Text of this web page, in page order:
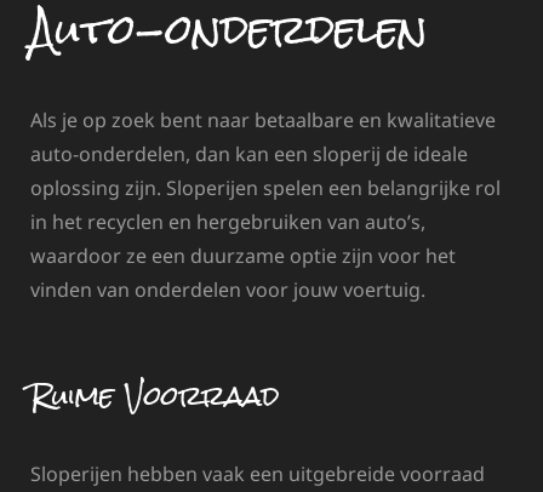
Auto-onderdelen
Als je op zoek bent naar betaalbare en kwalitatieve
auto-onderdelen, dan kan een sloperij de ideale
oplossing zijn. Sloperijen spelen een belangrijke rol
in het recyclen en hergebruiken van auto’s,
waardoor ze een duurzame optie zijn voor het
vinden van onderdelen voor jouw voertuig.
Ruime Voorraad
Sloperijen hebben vaak een uitgebreide voorraad